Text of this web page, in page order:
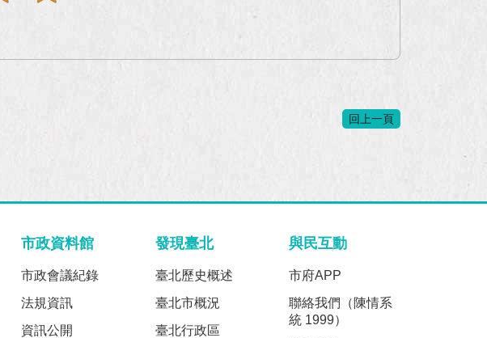
回上一頁
市政資料館
市政會議紀錄
法規資訊
資訊公開
發現臺北
臺北歷史概述
臺北市概況
臺北行政區
與民互動
市府APP
聯絡我們（陳情系
統 1999）